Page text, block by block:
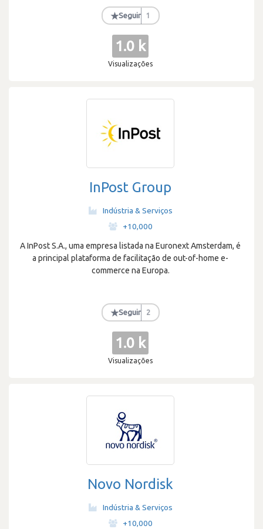
★Seguir 1
1.0 k
Visualizações
InPost Group
Indústria & Serviços
+10,000
A InPost S.A., uma empresa listada na Euronext Amsterdam, é
a principal plataforma de facilitação de out-of-home e-
commerce na Europa.
★Seguir 2
1.0 k
Visualizações
Novo Nordisk
Indústria & Serviços
+10,000